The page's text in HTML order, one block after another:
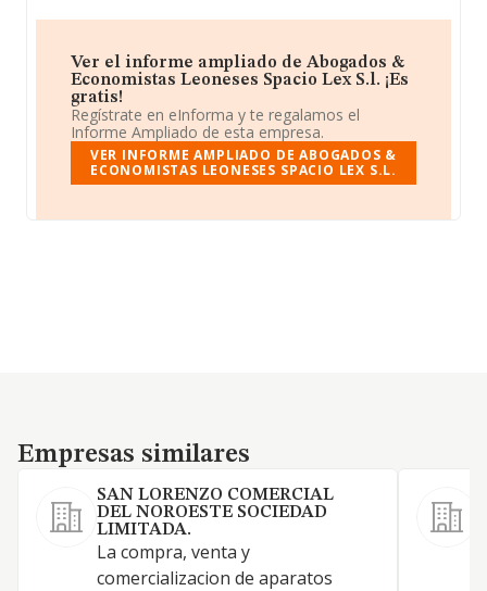
Ver el informe ampliado de Abogados &
Economistas Leoneses Spacio Lex S.l. ¡Es
gratis!
Regístrate en eInforma y te regalamos el
Informe Ampliado de esta empresa.
VER INFORME AMPLIADO DE ABOGADOS &
ECONOMISTAS LEONESES SPACIO LEX S.L.
Empresas similares
Empresas similares
SAN LORENZO COMERCIAL
DEL NOROESTE SOCIEDAD
LIMITADA.
La compra, venta y
comercializacion de aparatos